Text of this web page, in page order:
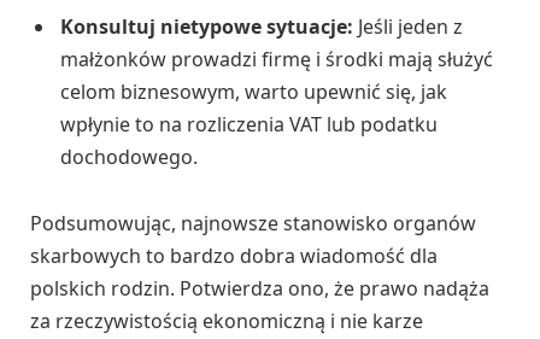
Konsultuj nietypowe sytuacje: Jeśli jeden z
małżonków prowadzi firmę i środki mają służyć
celom biznesowym, warto upewnić się, jak
wpłynie to na rozliczenia VAT lub podatku
dochodowego.
Podsumowując, najnowsze stanowisko organów
skarbowych to bardzo dobra wiadomość dla
polskich rodzin. Potwierdza ono, że prawo nadąża
za rzeczywistością ekonomiczną i nie karze